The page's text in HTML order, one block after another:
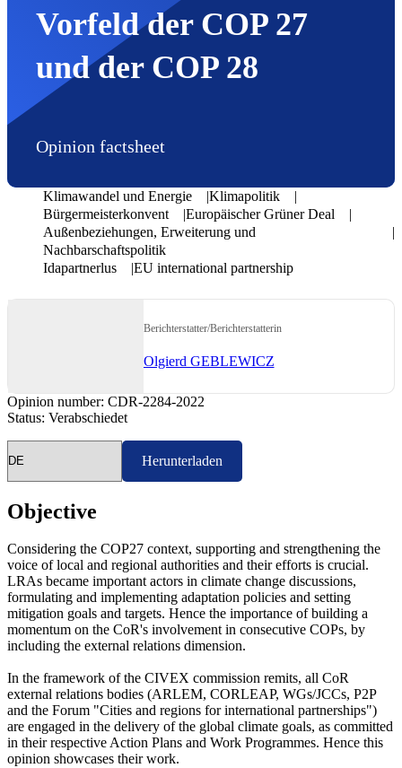
Vorfeld der COP 27
und der COP 28
Opinion factsheet
Klimawandel und Energie
Klimapolitik
Bürgermeisterkonvent
Europäischer Grüner Deal
Außenbeziehungen, Erweiterung und
Nachbarschaftspolitik
Idapartnerlus
EU international partnership
Olgierd GEBLEWICZ
Berichterstatter/Berichterstatterin
Opinion number: CDR-2284-2022
Status: Verabschiedet
auswählen
Herunterladen
Objective
Considering the COP27 context, supporting and strengthening the
voice of local and regional authorities and their efforts is crucial.
LRAs became important actors in climate change discussions,
formulating and implementing adaptation policies and setting
mitigation goals and targets. Hence the importance of building a
momentum on the CoR's involvement in consecutive COPs, by
including the external relations dimension.
In the framework of the CIVEX commission remits, all CoR
external relations bodies (ARLEM, CORLEAP, WGs/JCCs, P2P
and the Forum "Cities and regions for international partnerships")
are engaged in the delivery of the global climate goals, as committed
in their respective Action Plans and Work Programmes. Hence this
opinion showcases their work.